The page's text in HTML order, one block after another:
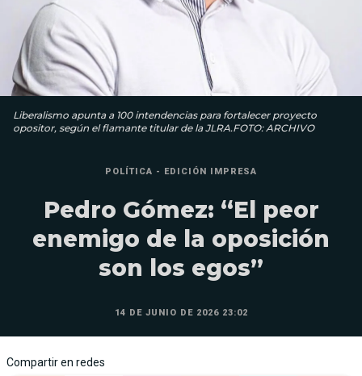
Liberalismo apunta a 100 intendencias para fortalecer proyecto
opositor, según el flamante titular de la JLRA.FOTO: ARCHIVO
POLÍTICA - EDICIÓN IMPRESA
Pedro Gómez: “El peor
enemigo de la oposición
son los egos”
14 DE JUNIO DE 2026 23:02
Compartir en redes